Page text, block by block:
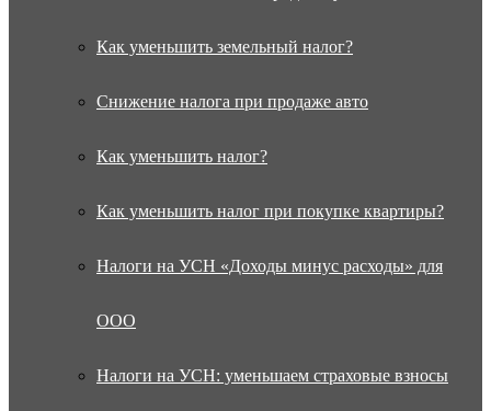
Как уменьшить земельный налог?
Снижение налога при продаже авто
Как уменьшить налог?
Как уменьшить налог при покупке квартиры?
Налоги на УСН «Доходы минус расходы» для
ООО
Налоги на УСН: уменьшаем страховые взносы